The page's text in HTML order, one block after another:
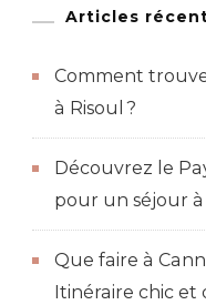
Articles
Comment
à Risoul ?
Découvrez le
pour un séjour à
Que faire à
Itinéraire chic